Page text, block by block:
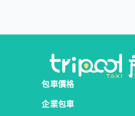
包車價格
企業包車